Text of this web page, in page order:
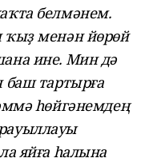
белмәнем.
ҡыҙ менән йөрөй
ине. Мин дә
баш тартырға
һөйгәнемдең
яйға һалына